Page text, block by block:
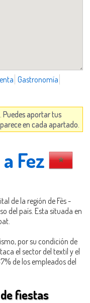
Gastronomía
Puedes aportar tus
en cada apartado.
Fez
de la región de Fès -
del país. Esta situada en
por su condición de
el sector del textil y el
de los empleados del
fiestas